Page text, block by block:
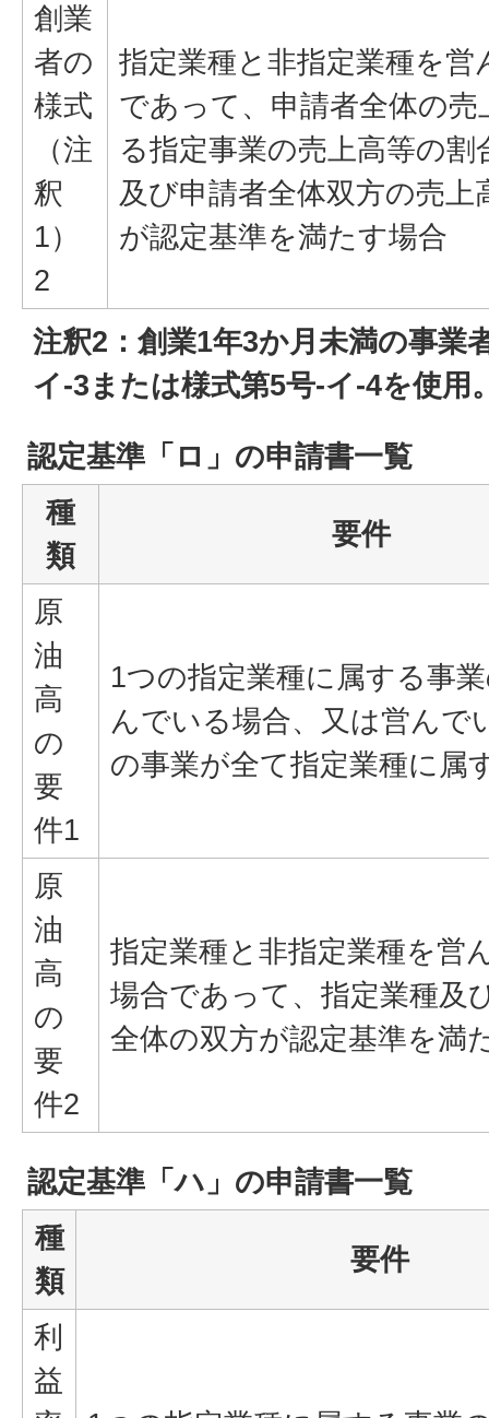
創業
者の
様式
（注
釈
1）
2
指定業種と非指定業種を営
であって、申請者全体の売
る指定事業の売上高等の割
及び申請者全体双方の売上
が認定基準を満たす場合
注釈2：創業1年3か月未満の事業
イ-3または様式第5号-イ-4を使用
認定基準「ロ」の申請書一覧
種
類
要件
原
油
高
の
要
件1
1つの指定業種に属する事
んでいる場合、又は営んで
の事業が全て指定業種に属
原
油
高
の
要
件2
指定業種と非指定業種を営
場合であって、指定業種及
全体の双方が認定基準を満
認定基準「ハ」の申請書一覧
種
類
要件
利
益